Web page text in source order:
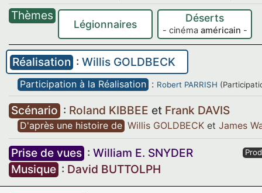
Thèmes
Légionnaires Déserts
- cinéma américain -
Réalisation : Willis GOLDBECK
Participation à la Réalisation : Robert PARRISH
Scénario : Roland KIBBEE et Frank DAVIS
D'après une histoire de Willis GOLDBECK et James
Prise de vues : William E. SNYDER
Musique : David BUTTOLPH